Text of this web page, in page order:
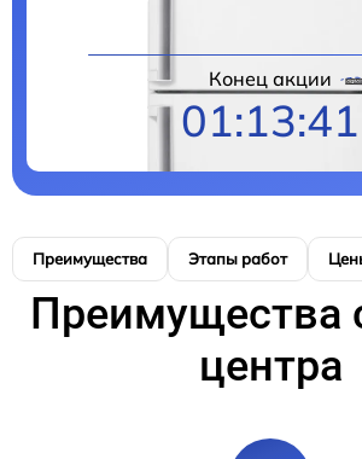
Конец акции
01:13:39
Преимущества Этапы работ
Преимущества
центра